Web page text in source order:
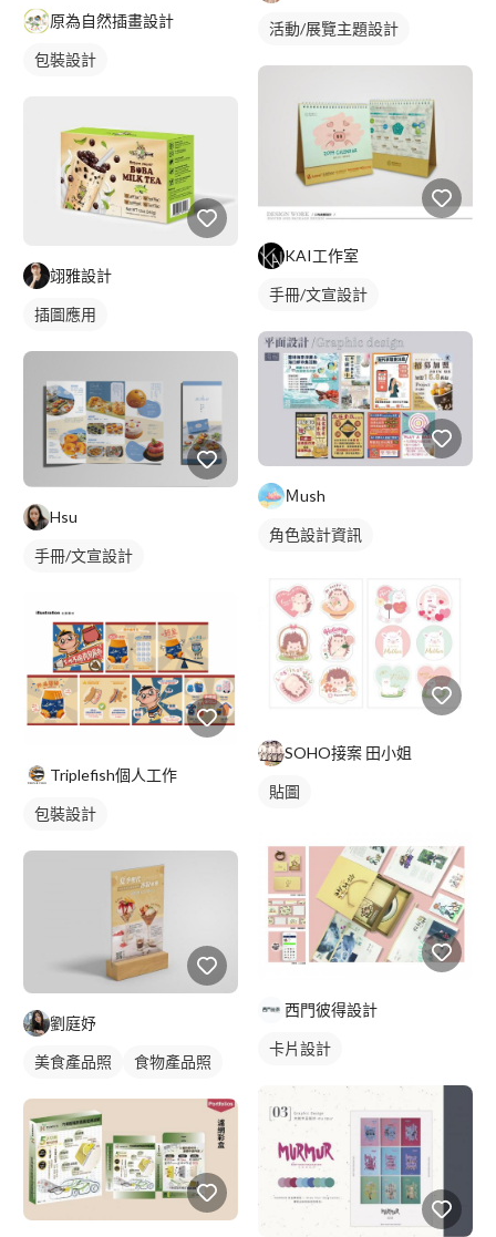
原為自然插畫設計
包裝設計
翊雅設計
插圖應用
Hsu
手冊/文宣設計
Triplefish個人工作
包裝設計
劉庭妤
美食產品照 食物產品照
活動/展覽主題設計
KAI工作室
手冊/文宣設計
Ｍush
角色設計資訊
SOHO接案 田小姐
貼圖
西門彼得設計
卡片設計